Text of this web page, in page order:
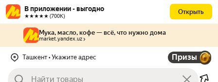
В приложении - выгодно
★★★★★ (700К)
Открыть
Мука, масло, кофе — всё, что нужно дома
market.yandex.uz
Ташкент • Укажите адрес Призы